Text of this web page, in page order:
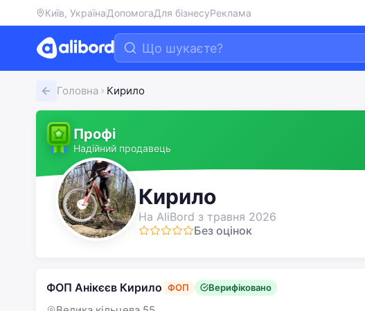
Київ, УкраїнаДопомогаДля бізнесуРеклама
Головна Кирило
Профі
Надійний продавець
Кирило
На AliBord з травня 2026
Без оцінок
ФОП Анікєєв Кирило ФОП Верифіковано